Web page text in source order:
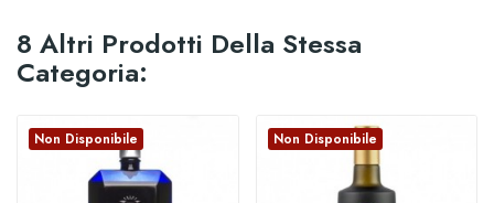
8 Altri Prodotti Della Stessa
Categoria:
Non Disponibile Non Disponibile